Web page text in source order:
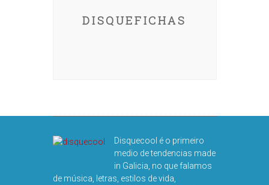
DISQUEFICHAS
Disquecool é o primeiro
medio de tendencias made
in Galicia, no que falamos
de música, letras, estilos de vida,